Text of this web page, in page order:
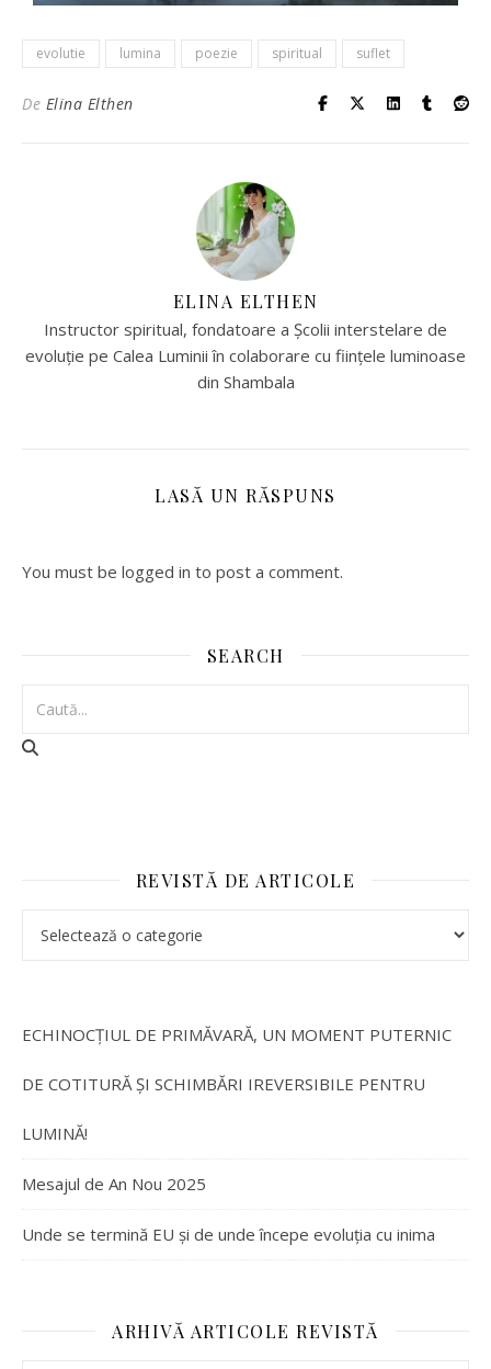
evolutie lumina poezie spiritual suflet
De Elina Elthen
ELINA ELTHEN
Instructor spiritual, fondatoare a Școlii interstelare de
evoluție pe Calea Luminii în colaborare cu ființele luminoase
din Shambala
LASĂ UN RĂSPUNS
You must be logged in to post a comment.
SEARCH
REVISTĂ DE ARTICOLE
ECHINOCȚIUL DE PRIMĂVARĂ, UN MOMENT PUTERNIC
DE COTITURĂ ȘI SCHIMBĂRI IREVERSIBILE PENTRU
LUMINĂ!
Mesajul de An Nou 2025
Unde se termină EU și de unde începe evoluția cu inima
ARHIVĂ ARTICOLE REVISTĂ